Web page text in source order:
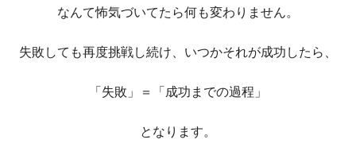
なんて怖気づいてたら何も変わりません。
失敗しても再度挑戦し続け、いつかそれが成功したら、
「失敗」＝「成功までの過程」
となります。